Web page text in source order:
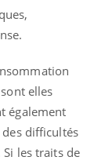
elles
également
des difficultés
les traits de